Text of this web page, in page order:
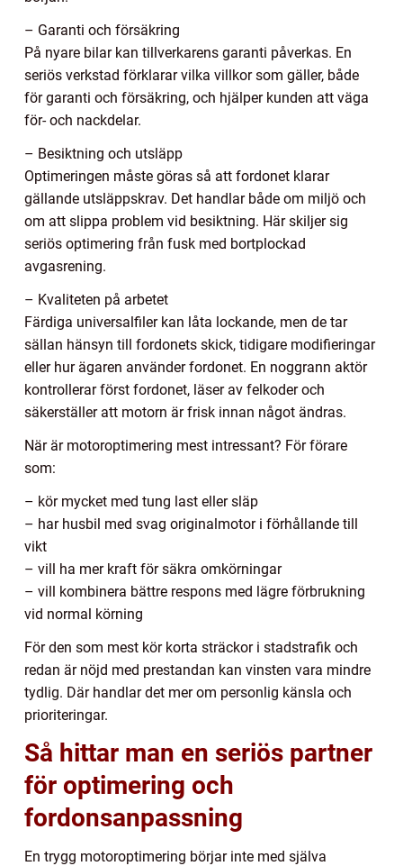
– Garanti och försäkring
På nyare bilar kan tillverkarens garanti påverkas. En
seriös verkstad förklarar vilka villkor som gäller, både
för garanti och försäkring, och hjälper kunden att väga
för- och nackdelar.
– Besiktning och utsläpp
Optimeringen måste göras så att fordonet klarar
gällande utsläppskrav. Det handlar både om miljö och
om att slippa problem vid besiktning. Här skiljer sig
seriös optimering från fusk med bortplockad
avgasrening.
– Kvaliteten på arbetet
Färdiga universalfiler kan låta lockande, men de tar
sällan hänsyn till fordonets skick, tidigare modifieringar
eller hur ägaren använder fordonet. En noggrann aktör
kontrollerar först fordonet, läser av felkoder och
säkerställer att motorn är frisk innan något ändras.
När är motoroptimering mest intressant? För förare
som:
– kör mycket med tung last eller släp
– har husbil med svag originalmotor i förhållande till
vikt
– vill ha mer kraft för säkra omkörningar
– vill kombinera bättre respons med lägre förbrukning
vid normal körning
För den som mest kör korta sträckor i stadstrafik och
redan är nöjd med prestandan kan vinsten vara mindre
tydlig. Där handlar det mer om personlig känsla och
prioriteringar.
Så hittar man en seriös partner
för optimering och
fordonsanpassning
En trygg motoroptimering börjar inte med själva